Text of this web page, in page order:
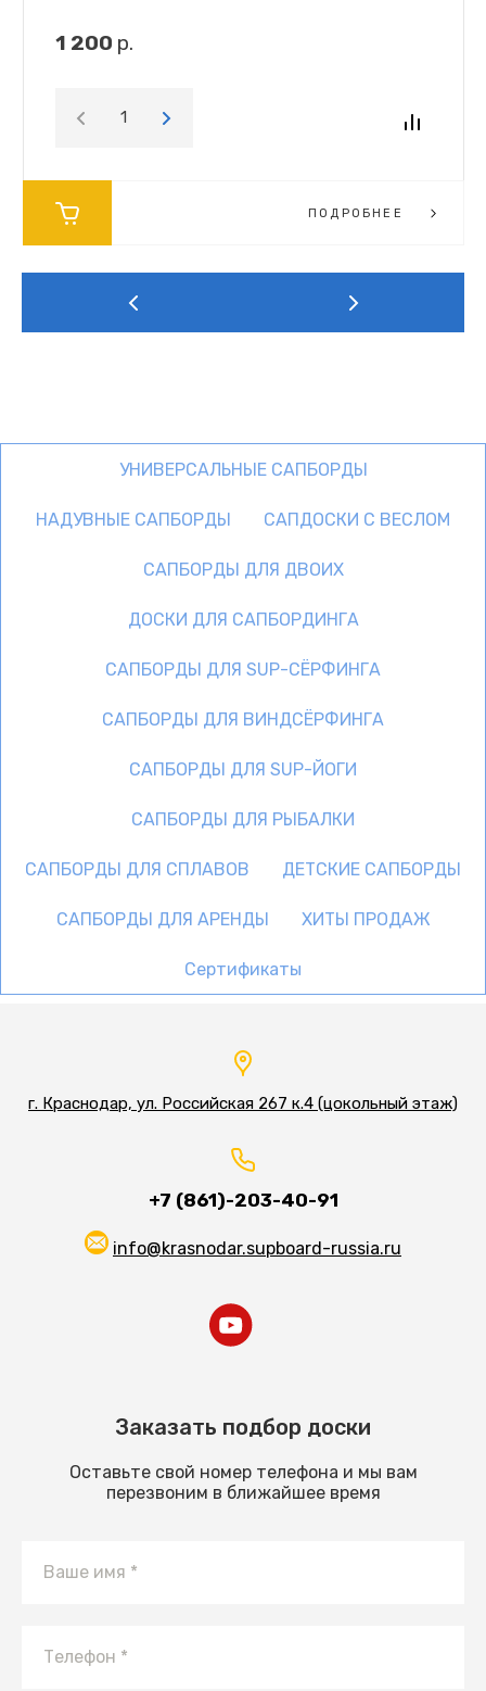
1 200 р.
ПОДРОБНЕЕ
УНИВЕРСАЛЬНЫЕ САПБОРДЫ
НАДУВНЫЕ САПБОРДЫ САПДОСКИ С ВЕСЛОМ
САПБОРДЫ ДЛЯ ДВОИХ
ДОСКИ ДЛЯ САПБОРДИНГА
САПБОРДЫ ДЛЯ SUP-СЁРФИНГА
САПБОРДЫ ДЛЯ ВИНДСЁРФИНГА
САПБОРДЫ ДЛЯ SUP-ЙОГИ
САПБОРДЫ ДЛЯ РЫБАЛКИ
САПБОРДЫ ДЛЯ СПЛАВОВ ДЕТСКИЕ САПБОРДЫ
САПБОРДЫ ДЛЯ АРЕНДЫ ХИТЫ ПРОДАЖ
Сертификаты
г. Краснодар, ул. Российская 267 к.4 (цокольный этаж)
+7 (861)-203-40-91
info@krasnodar.supboard-russia.ru
Заказать подбор доски
Оставьте свой номер телефона и мы вам
перезвоним в ближайшее время